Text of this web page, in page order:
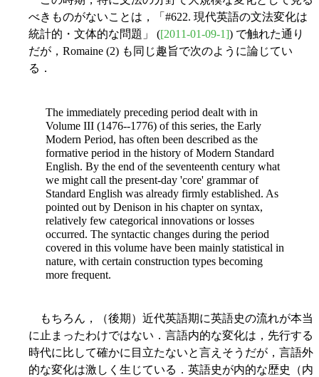
べきものがないことは，「#622. 現代英語の文法変化は
統計的・文体的な問題」 ([2011-01-09-1]) で触れた通り
だが，Romaine (2) も同じ趣旨で次のように論じてい
る．
The immediately preceding period dealt with in
Volume III (1476--1776) of this series, the Early
Modern Period, has often been described as the
formative period in the history of Modern Standard
English. By the end of the seventeenth century what
we might call the present-day 'core' grammar of
Standard English was already firmly established. As
pointed out by Denison in his chapter on syntax,
relatively few categorical innovations or losses
occurred. The syntactic changes during the period
covered in this volume have been mainly statistical in
nature, with certain construction types becoming
more frequent.
もちろん，（後期）近代英語期に英語史の流れが本当
に止まったわけではない．言語内的な変化は，先行する
時代に比して確かに目立たないと言えそうだが，言語外
的な変化は激しく生じている．英語史が内的な歴史（内